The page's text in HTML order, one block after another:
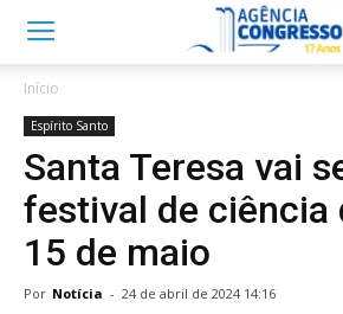
Início
Espírito Santo
Santa Teresa vai
festival de ciência
15 de maio
Por Notícia - 24 de abril de 2024 14:16